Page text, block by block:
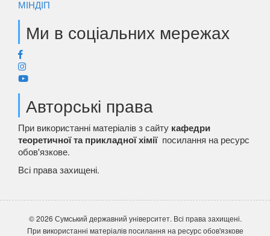
МІНДІП
Ми в соціальних мережах
Авторські права
При використанні матеріалів з сайту кафедри
теоретичної та прикладної хімії посилання на ресурс
обов'язкове.
Всі права захищені.
© 2026 Сумський державний університет. Всі права захищені.
При використанні матеріалів посилання на ресурс обов'язкове